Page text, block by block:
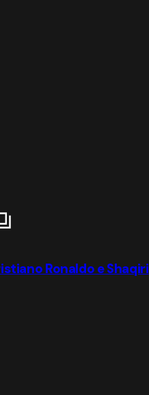
Ronaldo e Shaqiri